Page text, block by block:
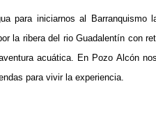
para iniciarnos al
la ribera del rio Guadalentín con
acuática. En Pozo Alcón
para vivir la experiencia.